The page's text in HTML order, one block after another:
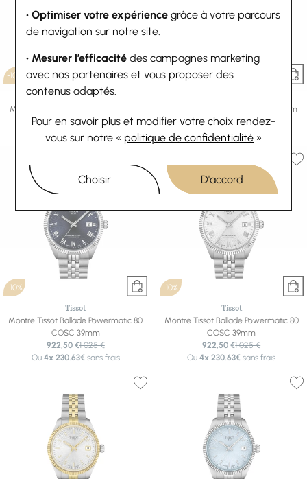
• Optimiser votre expérience grâce à votre parcours
de navigation sur notre site.
• Mesurer l’efficacité des campagnes marketing
avec nos partenaires et vous proposer des
contenus adaptés.
Pour en savoir plus et modifier votre choix rendez-
vous sur notre « politique de confidentialité »
Choisir D'accord
-10%
Tissot
Montre Tissot Ballade Quartz 40mm
310,50 €345 €
Ou4x 77.63€sans frais
-10%
Montre Tissot Ballade Quartz 40mm
310,50 € 345 €
Ou4x 77.63€sans frais
-10%
Tissot
Montre Tissot Ballade Powermatic 80
COSC 39mm
922,50 €1 025 €
Ou 4x 230.63€sans frais
-10%
Tissot
Montre Tissot Ballade Powermatic 80
COSC 39mm
922,50 €1 025 €
Ou4x 230.63€ sans frais